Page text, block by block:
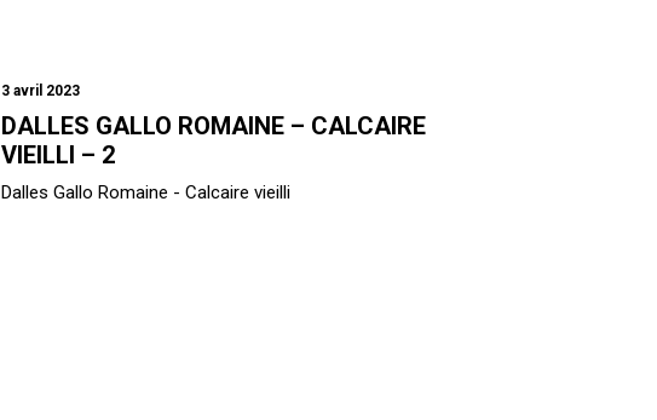
3 avril 2023
DALLES GALLO ROMAINE – CALCAIRE
VIEILLI – 2
Dalles Gallo Romaine - Calcaire vieilli